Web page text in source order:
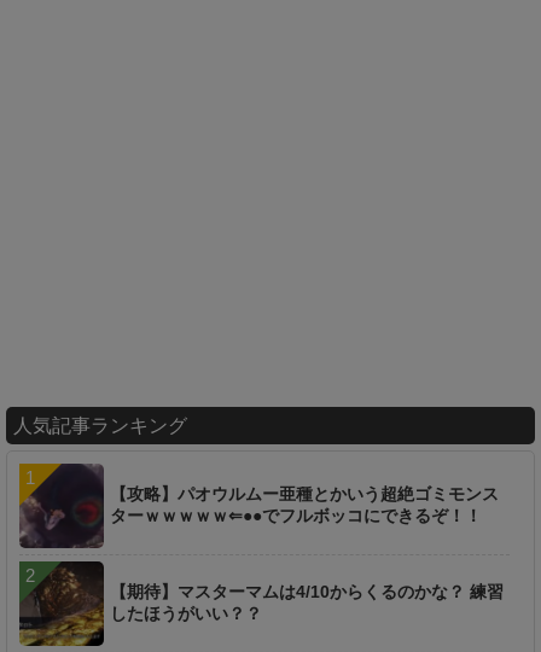
人気記事ランキング
【攻略】パオウルムー亜種とかいう超絶ゴミモンス
ターｗｗｗｗｗ⇐●●でフルボッコにできるぞ！！
【期待】マスターマムは4/10からくるのかな？ 練習
したほうがいい？？